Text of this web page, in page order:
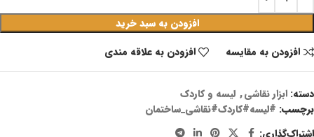
افزودن به سبد خرید
افزودن به مقایسه
افزودن به علاقه مندی
دسته: ابزار نقاشی, لیسه و کاردک
برچسب: #لیسه#کاردک#نقاشی_ساختمان
اشتراک‌گذاری: